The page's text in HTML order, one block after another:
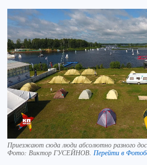
Приезжают сюда люди абсолютно разного
Фото: Виктор ГУСЕЙНОВ. Перейти в